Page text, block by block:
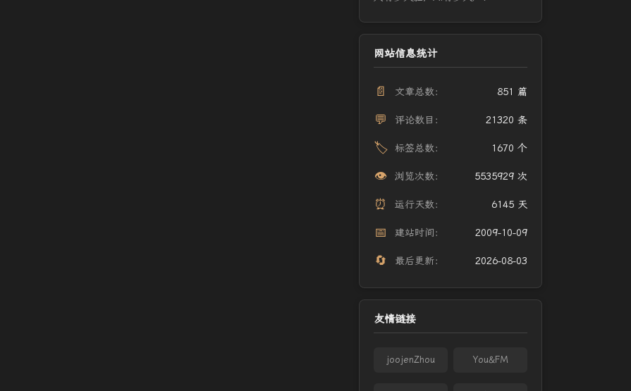
网站信息统计
📄 文章总数： 851 篇
💬 评论数目： 21320 条
🏷️ 标签总数： 1670 个
👁️ 浏览次数： 5535929 次
⏰ 运行天数： 6145 天
📅 建站时间： 2009-10-09
🔄 最后更新： 2026-08-03
友情链接
joojenZhou You&FM